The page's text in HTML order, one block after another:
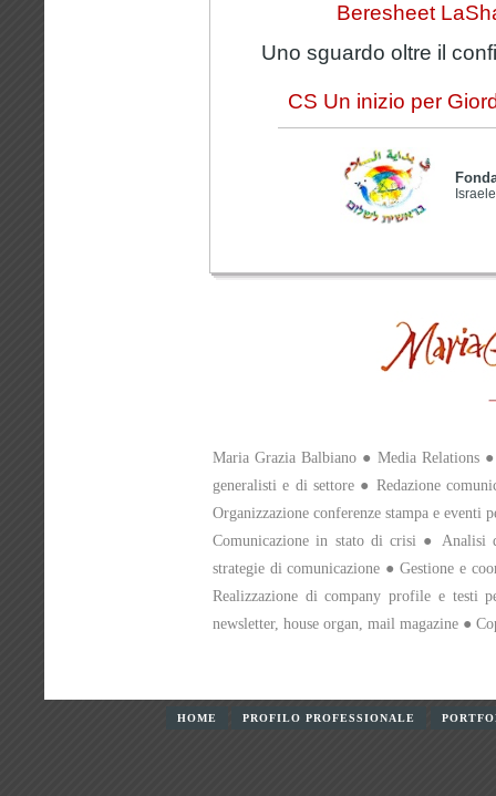
Beresheet
Uno sguardo oltre il
CS Un inizio per
Maria Grazia Balbiano ● Media Relations ●
generalisti e di settore ● Redazione
Organizzazione conferenze stampa e eventi
Comunicazione in stato di crisi ● Analisi
strategie di comunicazione ● Gestione e
Realizzazione di company profile e testi
newsletter, house organ, mail magazine ●
HOME PROFILO PROFESSIONALE